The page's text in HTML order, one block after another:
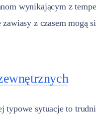
wynikającym z
z czasem
typowe sytuacje to